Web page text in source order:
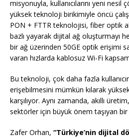
misyonuyla, kullanıcılarını yeni
yüksek teknoloji birikimiyle öncü
PON + FTTR teknolojisi, fiber optik
bazlı yayarak dijital ağ oluşturmayı
bir ağ üzerinden 50GE optik erişimi
varan hızlarda kablosuz Wi-Fi
Bu teknoloji, çok daha fazla
erişebilmesini mümkün kılarak
karşılıyor. Aynı zamanda, akıllı
sektörler için büyük önem taşıyan
Zafer Orhan, “Türkiye’nin dijital